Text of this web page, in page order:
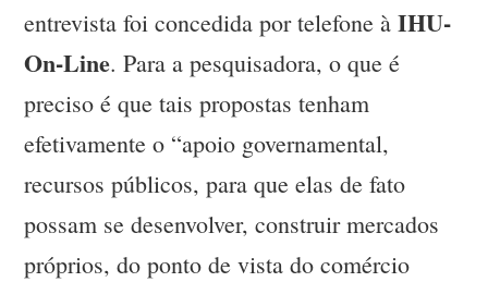
entrevista foi concedida por telefone àIHU-
On-Line. Para a pesquisadora, o que é
preciso é que tais propostas tenham
efetivamente o “apoio governamental,
recursos públicos, para que elas de fato
possam se desenvolver, construir mercados
próprios, do ponto de vista do comércio